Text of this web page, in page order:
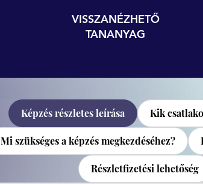
VISSZANÉZHETŐ
TANANYAG
Képzés részletes leírása Kik
Mi szükséges a képzés megkezdéséhez?
Részletfizetési lehetőség